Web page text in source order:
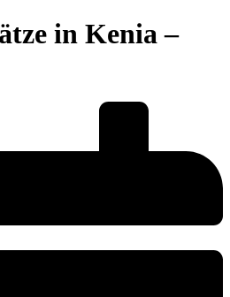
in Kenia –